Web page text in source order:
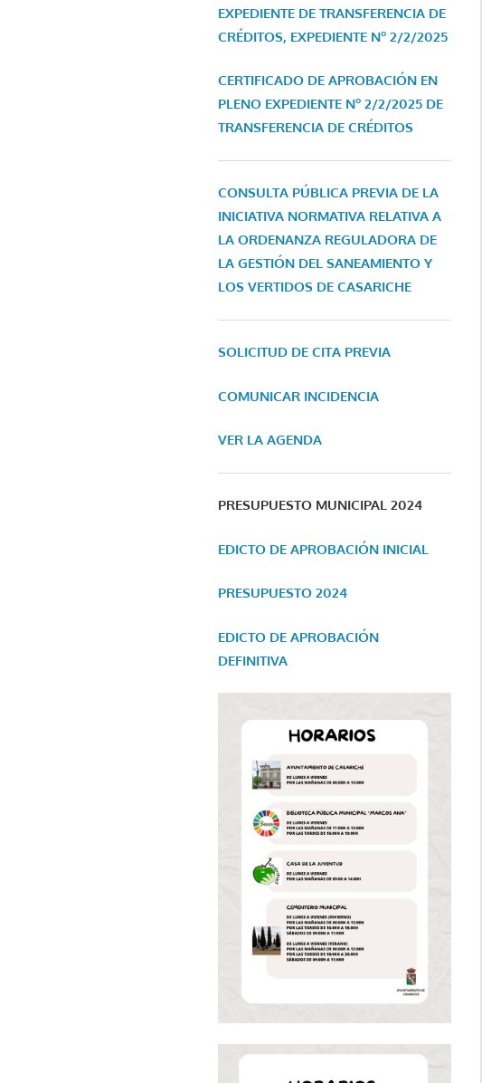
EXPEDIENTE DE TRANSFERENCIA DE
CRÉDITOS, EXPEDIENTE Nº 2/2/2025
CERTIFICADO DE APROBACIÓN EN
PLENO EXPEDIENTE Nº 2/2/2025 DE
TRANSFERENCIA DE CRÉDITOS
CONSULTA PÚBLICA PREVIA DE LA
INICIATIVA NORMATIVA RELATIVA A
LA ORDENANZA REGULADORA DE
LA GESTIÓN DEL SANEAMIENTO Y
LOS VERTIDOS DE CASARICHE
SOLICITUD DE CITA PREVIA
COMUNICAR INCIDENCIA
VER LA AGENDA
PRESUPUESTO MUNICIPAL 2024
EDICTO DE APROBACIÓN INICIAL
PRESUPUESTO 2024
EDICTO DE APROBACIÓN
DEFINITIVA